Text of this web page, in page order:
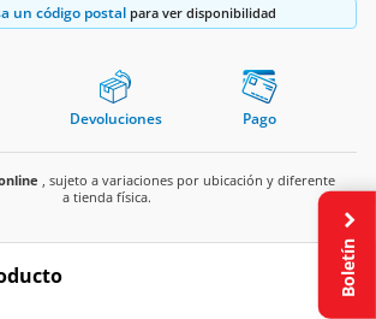
un código postal para ver disponibilidad
Devoluciones Pago
, sujeto a variaciones por ubicación y diferente
a tienda física.
Boletín